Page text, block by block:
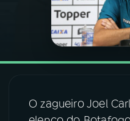
PROGRAMAS
05PODCASTS
06VIDEOCASTS
O zagueiro Joel